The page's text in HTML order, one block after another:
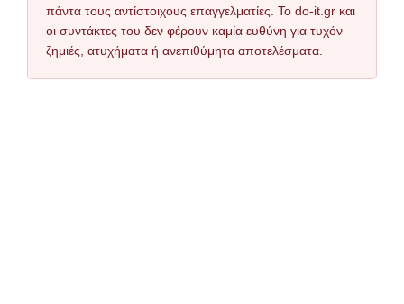
πάντα τους αντίστοιχους επαγγελματίες. Το do-it.gr και
οι συντάκτες του δεν φέρουν καμία ευθύνη για τυχόν
ζημιές, ατυχήματα ή ανεπιθύμητα αποτελέσματα.